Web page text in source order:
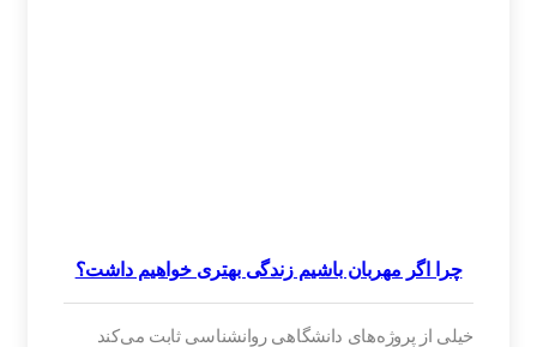
چرا اگر مهربان باشیم زندگی بهتری خواهیم داشت؟
‌خیلی از پروژه‌های دانشگاهی روانشناسی ثابت می‌کند